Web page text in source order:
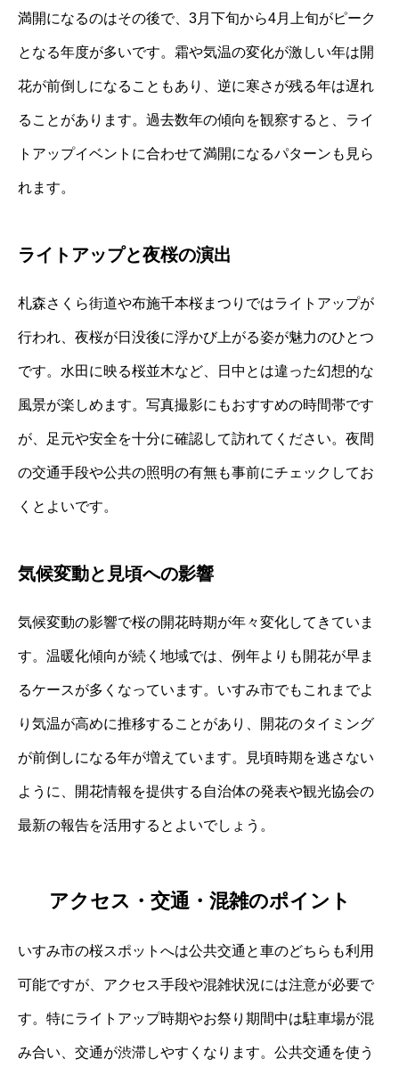
満開になるのはその後で、3月下旬から4月上旬がピーク
となる年度が多いです。霜や気温の変化が激しい年は開
花が前倒しになることもあり、逆に寒さが残る年は遅れ
ることがあります。過去数年の傾向を観察すると、ライ
トアップイベントに合わせて満開になるパターンも見ら
れます。
ライトアップと夜桜の演出
札森さくら街道や布施千本桜まつりではライトアップが
行われ、夜桜が日没後に浮かび上がる姿が魅力のひとつ
です。水田に映る桜並木など、日中とは違った幻想的な
風景が楽しめます。写真撮影にもおすすめの時間帯です
が、足元や安全を十分に確認して訪れてください。夜間
の交通手段や公共の照明の有無も事前にチェックしてお
くとよいです。
気候変動と見頃への影響
気候変動の影響で桜の開花時期が年々変化してきていま
す。温暖化傾向が続く地域では、例年よりも開花が早ま
るケースが多くなっています。いすみ市でもこれまでよ
り気温が高めに推移することがあり、開花のタイミング
が前倒しになる年が増えています。見頃時期を逃さない
ように、開花情報を提供する自治体の発表や観光協会の
最新の報告を活用するとよいでしょう。
アクセス・交通・混雑のポイント
いすみ市の桜スポットへは公共交通と車のどちらも利用
可能ですが、アクセス手段や混雑状況には注意が必要で
す。特にライトアップ時期やお祭り期間中は駐車場が混
み合い、交通が渋滞しやすくなります。公共交通を使う